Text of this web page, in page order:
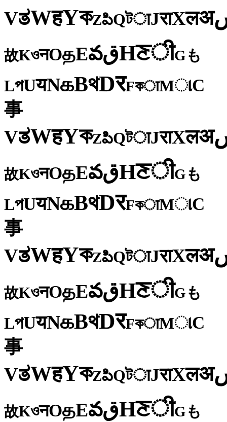
VತWहYকZపిQটाJराXलअ
故KওनOதEవقHਣीGも
LপUयNகBথDरFকाMાC
事
VತWहYকZపిQটाJराXलअ
故KওनOதEవقHਣीGも
LপUयNகBথDरFকाMાC
事
VತWहYকZపిQটाJराXलअ
故KওनOதEవقHਣीGも
LপUयNகBথDरFকाMાC
事
VತWहYকZపిQটाJराXलअ
故KওनOதEవقHਣीGも